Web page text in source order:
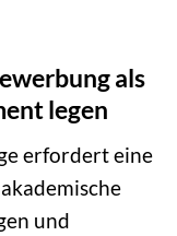
als
legen
erfordert eine
und